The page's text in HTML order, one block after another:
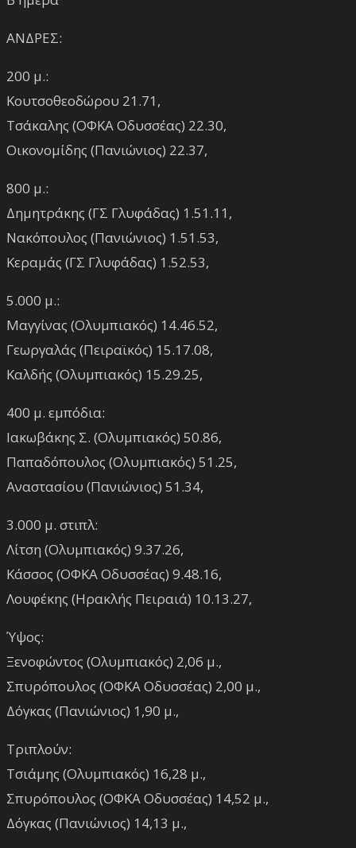
ΑΝΔΡΕΣ:
200 μ.:
Κουτσοθεοδώρου 21.71,
Τσάκαλης (ΟΦΚΑ Οδυσσέας) 22.30,
Οικονομίδης (Πανιώνιος) 22.37,
800 μ.:
Δημητράκης (ΓΣ Γλυφάδας) 1.51.11,
Νακόπουλος (Πανιώνιος) 1.51.53,
Κεραμάς (ΓΣ Γλυφάδας) 1.52.53,
5.000 μ.:
Μαγγίνας (Ολυμπιακός) 14.46.52,
Γεωργαλάς (Πειραϊκός) 15.17.08,
Καλδής (Ολυμπιακός) 15.29.25,
400 μ. εμπόδια:
Ιακωβάκης Σ. (Ολυμπιακός) 50.86,
Παπαδόπουλος (Ολυμπιακός) 51.25,
Αναστασίου (Πανιώνιος) 51.34,
3.000 μ. στιπλ:
Λίτση (Ολυμπιακός) 9.37.26,
Κάσσος (ΟΦΚΑ Οδυσσέας) 9.48.16,
Λουφέκης (Ηρακλής Πειραιά) 10.13.27,
Ύψος:
Ξενοφώντος (Ολυμπιακός) 2,06 μ.,
Σπυρόπουλος (ΟΦΚΑ Οδυσσέας) 2,00 μ.,
Δόγκας (Πανιώνιος) 1,90 μ.,
Τριπλούν:
Τσιάμης (Ολυμπιακός) 16,28 μ.,
Σπυρόπουλος (ΟΦΚΑ Οδυσσέας) 14,52 μ.,
Δόγκας (Πανιώνιος) 14,13 μ.,